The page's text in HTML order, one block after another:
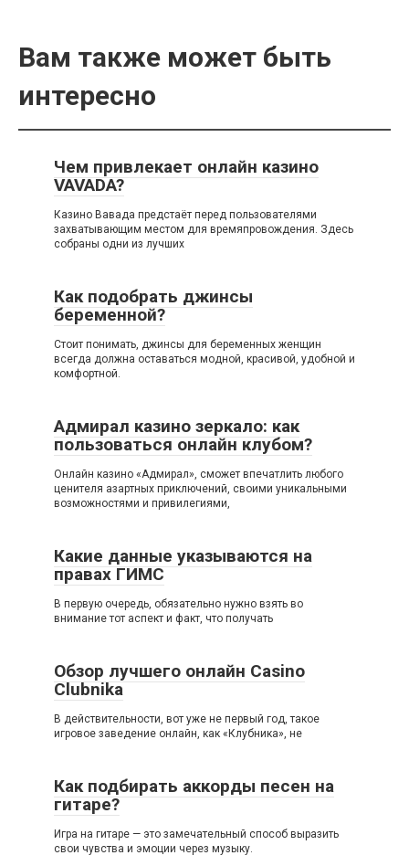
Вам также может быть
интересно
Чем привлекает онлайн казино
VAVADA?
Казино Вавада предстаёт перед пользователями
захватывающим местом для времяпровождения. Здесь
собраны одни из лучших
Как подобрать джинсы
беременной?
Стоит понимать, джинсы для беременных женщин
всегда должна оставаться модной, красивой, удобной и
комфортной.
Адмирал казино зеркало: как
пользоваться онлайн клубом?
Онлайн казино «Адмирал», сможет впечатлить любого
ценителя азартных приключений, своими уникальными
возможностями и привилегиями,
Какие данные указываются на
правах ГИМС
В первую очередь, обязательно нужно взять во
внимание тот аспект и факт, что получать
Обзор лучшего онлайн Casino
Clubnika
В действительности, вот уже не первый год, такое
игровое заведение онлайн, как «Клубника», не
Как подбирать аккорды песен на
гитаре?
Игра на гитаре — это замечательный способ выразить
свои чувства и эмоции через музыку.